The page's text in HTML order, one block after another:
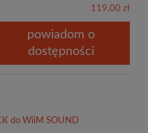
119,00 zł
powiadom o
dostępności
do WiiM SOUND